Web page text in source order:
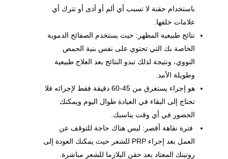
باستخدام حقنة لا تسبب أي ألم أو أذى أو تترك أي
علامات خلفها.
نتائج طبيعية المظهر: حيث يستخدم الصفائح الدموية
الخاصة بك التي تحتوي على نفس بنية الحمض
النووي، ونتيجة لذلك تبدو النتائج بعد العلاج طبيعية
وطويلة الأمد.
هو إجراء يستغرق من 45-60 دقيقة فقط لإجرائه فلا
تحتاج إلى البقاء في العيادة طوال اليوم ويمكنك
الحضور في أي وقت يناسبك.
فترة نقاهة أقصر: ليس هناك حاجة للتوقف عن
العمل بعد إجراء PRP للشعر حيث يمكنك العودة إلى
روتينك المعتاد بعد حقن البلازما للشعر مباشرة.